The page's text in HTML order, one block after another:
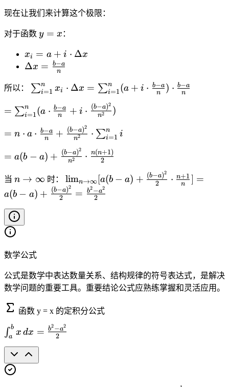
)
{
(
1
)
n
+
}
2
}
^
{
}
i
\f
a
{
(
+
1
1
v
2
现在让我们来计算这个极限：
对于函数 y
x
y = x ：
x
_i
i
c
o
\
D
xi = a + i ⋅ Δx
\
a
=
fr
{
{
}
Δx = n
b−a
所以： \
u
_
=
}
^
_i
c
d
t
D
el
t
∑i=1
n xi ⋅ Δx = ∑i=1
n (a + i ⋅ n
b−a ) ⋅ n
b−a
=
s
m
{i
=
}
^
{
n
}
(
a
c
o
t
\f
r
= ∑i=1
n (a ⋅ n
b−a + i ⋅ n2
(b−a)2
)
=
\
d
o
a
\
c
d
o
t
\f
a
{
a
}
= n ⋅ a ⋅ n
b−a + n2
(b−a)2
⋅ ∑i=1
n i
=
(
-
a
)
+
\
fr
a
c
{
(
-
^
2
= a(b − a) + n2
(b−a)2
⋅ 2
n(n+1)
当 n
\
t
o
\
i
f
t
y
n → ∞ 时： \l
i
o
\i
n
ft
y
}
limn→∞ [a(b − a) + 2
(b−a)2
⋅ n
n+1 ] =
a(b − a) + 2
(b−a)2
= 2
b2−a2
数学公式
公式是数学中表达数量关系、结构规律的符号表达式，是解决
数学问题的重要工具。重要结论公式应熟练掌握和灵活应用。
函数 y = x 的定积分公式
\i
n
_
a
∫a
b
x dx = 2
b2−a2